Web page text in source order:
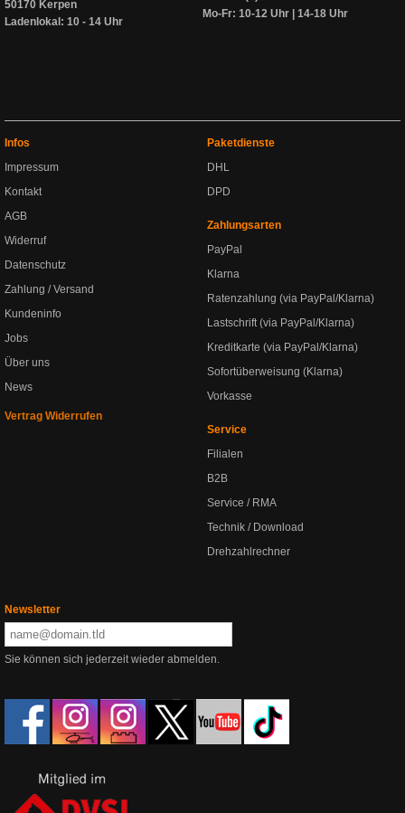
50170 Kerpen
Ladenlokal: 10 - 14 Uhr
Mo-Fr: 10-12 Uhr | 14-18 Uhr
Infos
Impressum
Kontakt
AGB
Widerruf
Datenschutz
Zahlung / Versand
Kundeninfo
Jobs
Über uns
News
Vertrag Widerrufen
Paketdienste
DHL
DPD
Zahlungsarten
PayPal
Klarna
Ratenzahlung (via PayPal/Klarna)
Lastschrift (via PayPal/Klarna)
Kreditkarte (via PayPal/Klarna)
Sofortüberweisung (Klarna)
Vorkasse
Service
Filialen
B2B
Service / RMA
Technik / Download
Drehzahlrechner
Newsletter
Sie können sich jederzeit wieder abmelden.